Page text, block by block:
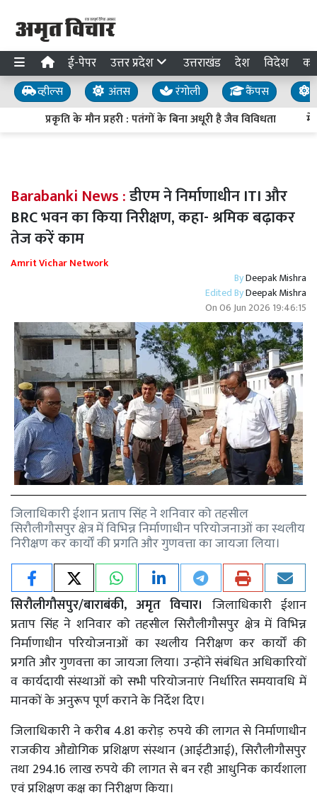
ई-पेपर उत्तर प्रदेश उत्तराखंड देश विदेश
व्हील्स अंतस रंगोली कैंपस
प्रकृति के मौन प्रहरी : पतंगों के बिना अधूरी है जैव विविधता
Barabanki News :डीएम ने निर्माणाधीन ITI और
BRC भवन का किया निरीक्षण, कहा- श्रमिक बढ़ाकर
तेज करें काम
Amrit Vichar Network
ByDeepak Mishra
Edited ByDeepak Mishra
On06 Jun 2026 19:46:15
जिलाधिकारी ईशान प्रताप सिंह ने शनिवार को तहसील
सिरौलीगौसपुर क्षेत्र में विभिन्न निर्माणाधीन परियोजनाओं का स्थलीय
निरीक्षण कर कार्यों की प्रगति और गुणवत्ता का जायजा लिया।
सिरौलीगौसपुर/बाराबंकी, अमृत विचार। जिलाधिकारी ईशान
प्रताप सिंह ने शनिवार को तहसील सिरौलीगौसपुर क्षेत्र में विभिन्न
निर्माणाधीन परियोजनाओं का स्थलीय निरीक्षण कर कार्यों की
प्रगति और गुणवत्ता का जायजा लिया। उन्होंने संबंधित अधिकारियों
व कार्यदायी संस्थाओं को सभी परियोजनाएं निर्धारित समयावधि में
मानकों के अनुरूप पूर्ण कराने के निर्देश दिए।
जिलाधिकारी ने करीब 4.81 करोड़ रुपये की लागत से निर्माणाधीन
राजकीय औद्योगिक प्रशिक्षण संस्थान (आईटीआई), सिरौलीगौसपुर
तथा 294.16 लाख रुपये की लागत से बन रही आधुनिक कार्यशाला
एवं प्रशिक्षण कक्ष का निरीक्षण किया।